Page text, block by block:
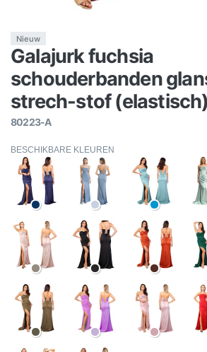
Nieuw
Galajurk fuchsia
schouderbanden
strech-stof (elastisch)
80223-A
BESCHIKBARE KLEUREN